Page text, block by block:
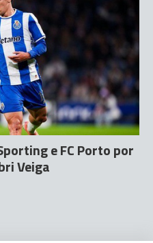
e FC Porto por
Veiga